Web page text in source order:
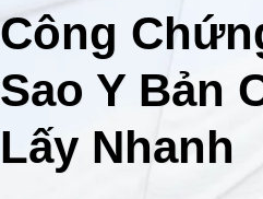
Công
Sao Y Bản
Lấy Nhanh